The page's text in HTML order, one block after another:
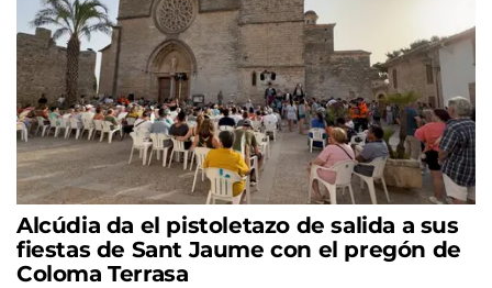
Alcúdia da el pistoletazo de salida a sus
fiestas de Sant Jaume con el pregón de
Coloma Terrasa